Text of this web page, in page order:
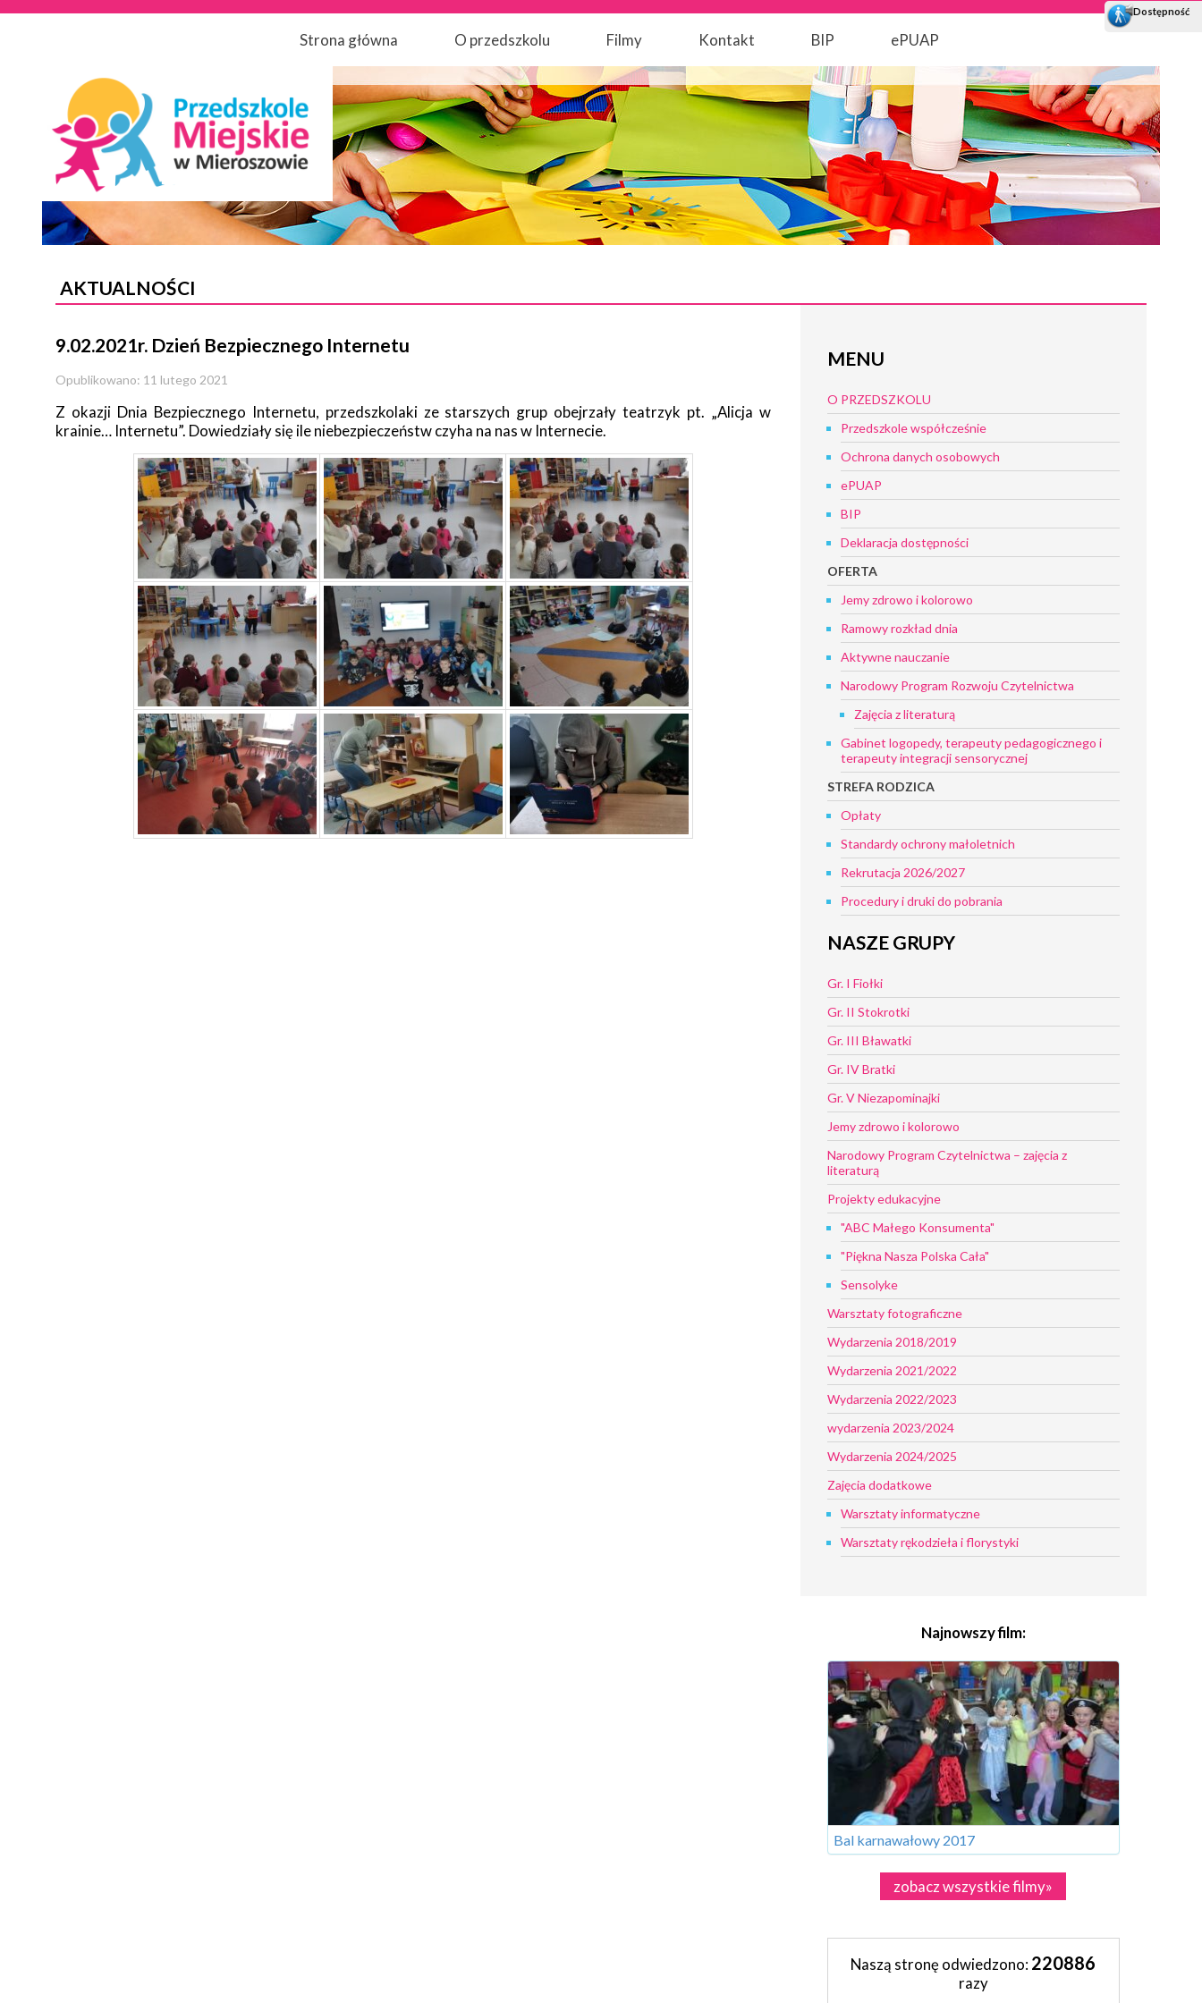
Strona główna O przedszkolu Filmy Kontakt BIP ePUAP
AKTUALNOŚCI
MENU
O PRZEDSZKOLU
Przedszkole współcześnie
Ochrona danych osobowych
ePUAP
BIP
Deklaracja dostępności
OFERTA
Jemy zdrowo i kolorowo
Ramowy rozkład dnia
Aktywne nauczanie
Narodowy Program Rozwoju Czytelnictwa
Zajęcia z literaturą
Gabinet logopedy, terapeuty pedagogicznego i
terapeuty integracji sensorycznej
STREFA RODZICA
Opłaty
Standardy ochrony małoletnich
Rekrutacja 2026/2027
Procedury i druki do pobrania
NASZE GRUPY
Gr. I Fiołki
Gr. II Stokrotki
Gr. III Bławatki
Gr. IV Bratki
Gr. V Niezapominajki
Jemy zdrowo i kolorowo
Narodowy Program Czytelnictwa – zajęcia z
literaturą
Projekty edukacyjne
"ABC Małego Konsumenta"
"Piękna Nasza Polska Cała"
Sensolyke
Warsztaty fotograficzne
Wydarzenia 2018/2019
Wydarzenia 2021/2022
Wydarzenia 2022/2023
wydarzenia 2023/2024
Wydarzenia 2024/2025
Zajęcia dodatkowe
Warsztaty informatyczne
Warsztaty rękodzieła i florystyki
Najnowszy film:
Bal karnawałowy 2017
zobacz wszystkie filmy»
Naszą stronę odwiedzono: 220886
razy
9.02.2021r. Dzień Bezpiecznego Internetu
Opublikowano: 11 lutego 2021
Z okazji Dnia Bezpiecznego Internetu, przedszkolaki ze starszych grup obejrzały teatrzyk pt. „Alicja w
krainie… Internetu”. Dowiedziały się ile niebezpieczeństw czyha na nas w Internecie.